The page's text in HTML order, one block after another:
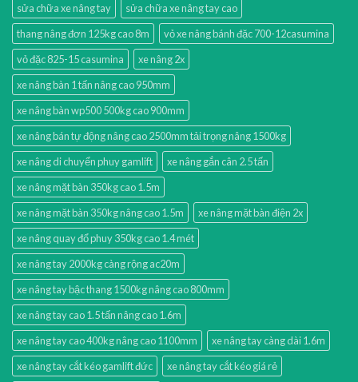
sửa chữa xe nâng tay
sửa chữa xe nâng tay cao
thang nâng đơn 125kg cao 8m
vỏ xe nâng bánh đặc 700-12casumina
vỏ đặc 825-15 casumina
xe nâng 2x
xe nâng bàn 1 tấn nâng cao 950mm
xe nâng bàn wp500 500kg cao 900mm
xe nâng bán tự động nâng cao 2500mm tải trọng nâng 1500kg
xe nâng di chuyển phuy gamlift
xe nâng gắn cân 2.5 tấn
xe nâng mặt bàn 350kg cao 1.5m
xe nâng mặt bàn 350kg nâng cao 1.5m
xe nâng mặt bàn điện 2x
xe nâng quay đổ phuy 350kg cao 1.4 mét
xe nâng tay 2000kg càng rộng ac20m
xe nâng tay bậc thang 1500kg nâng cao 800mm
xe nâng tay cao 1.5 tấn nâng cao 1.6m
xe nâng tay cao 400kg nâng cao 1100mm
xe nâng tay càng dài 1.6m
xe nâng tay cắt kéo gamlift đức
xe nâng tay cắt kéo giá rẻ